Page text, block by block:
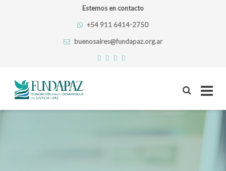
Estemos en contacto
+54 911 6414-2750
buenosaires@fundapaz.org.ar
Skip